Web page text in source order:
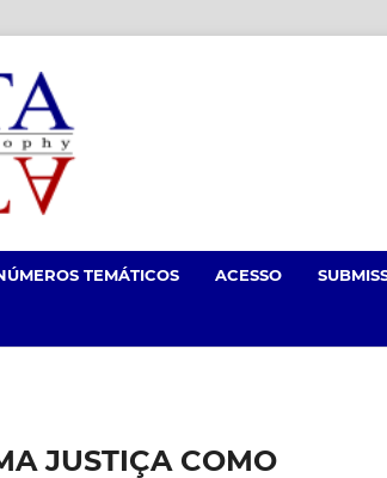
TEMÁTICOS ACESSO
JUSTIÇA COMO